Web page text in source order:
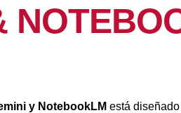
y NotebookLM está